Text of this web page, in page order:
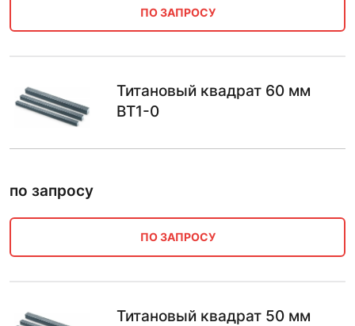
ПО ЗАПРОСУ
Титановый квадрат 60 мм
ВТ1-0
по запросу
ПО ЗАПРОСУ
Титановый квадрат 50 мм